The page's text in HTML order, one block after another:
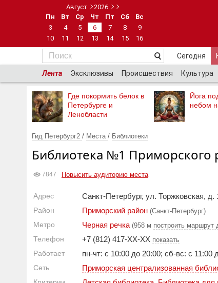
Август
2026
Пн
Вт Ср Чт Пт Сб
Вс
3
4 5 6 7 8
9
10
11 12 13 14 15 16
Сегодня
Лента Эксклюзивы Происшествия Культура
Где покормить белок в
Петербурге и
Ленобласти
Йога
небом
Гид Петербург2 / Места / Библиотеки
Библиотека №1 Приморского
7847 Повысить аудиторию места
Адрес Санкт-Петербург, ул. Торжковская, д.
Район Приморский район (Санкт-Петербург)
Метро Черная речка (958 м построить маршрут
Телефон +7 (812) 417-XX-XX показать
Работает пн-чт: с 10:00 до 20:00; сб-вс: с
Сеть Приморская централизованная